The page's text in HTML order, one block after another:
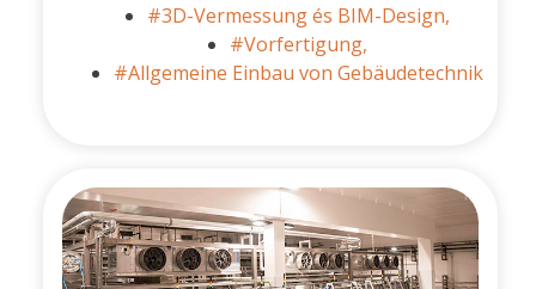
#3D-Vermessung és BIM-Design,
#Vorfertigung,
#Allgemeine Einbau von Gebäudetechnik